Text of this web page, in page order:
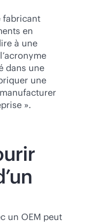
fabricant
en
à une
dans une
une
».
un OEM peut